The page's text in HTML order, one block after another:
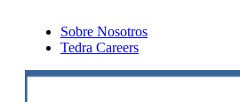
Sobre Nosotros
Tedra Careers